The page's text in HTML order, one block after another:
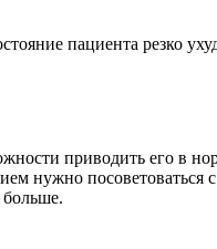
пациента резко
приводить его в
нужно посоветоваться